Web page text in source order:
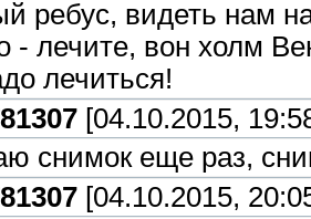
ребус, видеть нам
- лечите, вон холм
лечиться!
[04.10.2015,
снимок еще раз,
[04.10.2015,